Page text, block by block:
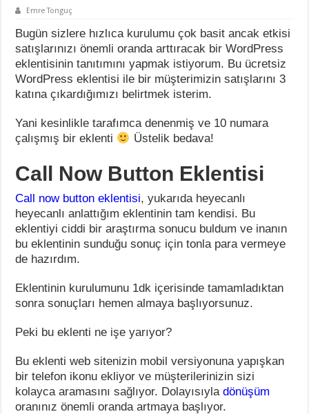
Emre Tonguç
Bugün sizlere hızlıca kurulumu çok basit ancak etkisi
satışlarınızı önemli oranda arttıracak bir WordPress
eklentisinin tanıtımını yapmak istiyorum. Bu ücretsiz
WordPress eklentisi ile bir müşterimizin satışlarını 3
katına çıkardığımızı belirtmek isterim.
Yani kesinlikle tarafımca denenmiş ve 10 numara
çalışmış bir eklenti
Üstelik bedava!
Call Now Button Eklentisi
Call now button eklentisi, yukarıda heyecanlı
heyecanlı anlattığım eklentinin tam kendisi. Bu
eklentiyi ciddi bir araştırma sonucu buldum ve inanın
bu eklentinin sunduğu sonuç için tonla para vermeye
de hazırdım.
Eklentinin kurulumunu 1dk içerisinde tamamladıktan
sonra sonuçları hemen almaya başlıyorsunuz.
Peki bu eklenti ne işe yarıyor?
Bu eklenti web sitenizin mobil versiyonuna yapışkan
bir telefon ikonu ekliyor ve müşterilerinizin sizi
kolayca aramasını sağlıyor. Dolayısıyladönüşüm
oranınız önemli oranda artmaya başlıyor.